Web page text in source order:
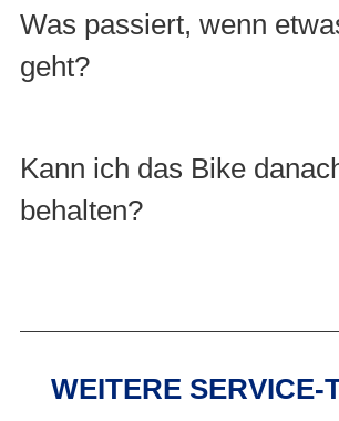
Was passiert, wenn
geht?
Kann ich das Bike
behalten?
WEITERE SERVICE-